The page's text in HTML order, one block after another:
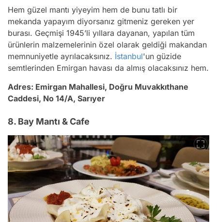
Hem güzel mantı yiyeyim hem de bunu tatlı bir
mekanda yapayım diyorsanız gitmeniz gereken yer
burası. Geçmişi 1945’li yıllara dayanan, yapılan tüm
ürünlerin malzemelerinin özel olarak geldiği makandan
memnuniyetle ayrılacaksınız. İstanbul'un güzide
semtlerinden Emirgan havası da almış olacaksınız hem.
Adres: Emirgan Mahallesi, Doğru Muvakkıthane
Caddesi, No 14/A, Sarıyer
8. Bay Mantı & Cafe